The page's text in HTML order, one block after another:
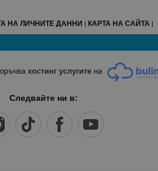
НА ЛИЧНИТЕ ДАННИ КАРТА НА САЙТА
хостинг услугите на
Следвайте ни в: